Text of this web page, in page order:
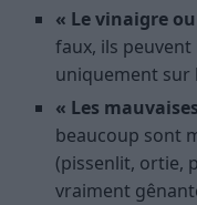
« Le vinaigre ou
faux, ils
uniquement sur
« Les
beaucoup sont
(pissenlit, ortie,
vraiment